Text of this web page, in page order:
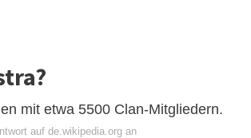
mit etwa 5500 Clan-Mitgliedern.
auf de.wikipedia.org an